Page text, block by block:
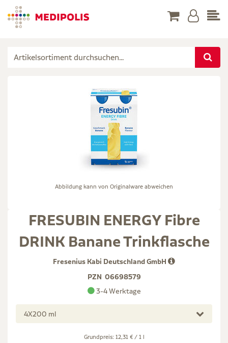
Abbildung kann von Originalware abweichen
FRESUBIN ENERGY Fibre
DRINK Banane Trinkflasche
Fresenius Kabi Deutschland GmbH
PZN 06698579
3-4 Werktage
4X200 ml
Grundpreis: 12,31 € / 1 l